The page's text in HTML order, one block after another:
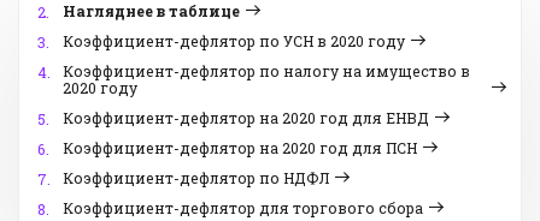
2.
Нагляднее в таблице
3.
Коэффициент-дефлятор по УСН в 2020 году
4.
Коэффициент-дефлятор по налогу на имущество в
2020 году
5.
Коэффициент-дефлятор на 2020 год для ЕНВД
6.
Коэффициент-дефлятор на 2020 год для ПСН
7.
Коэффициент-дефлятор по НДФЛ
8.
Коэффициент-дефлятор для торгового сбора